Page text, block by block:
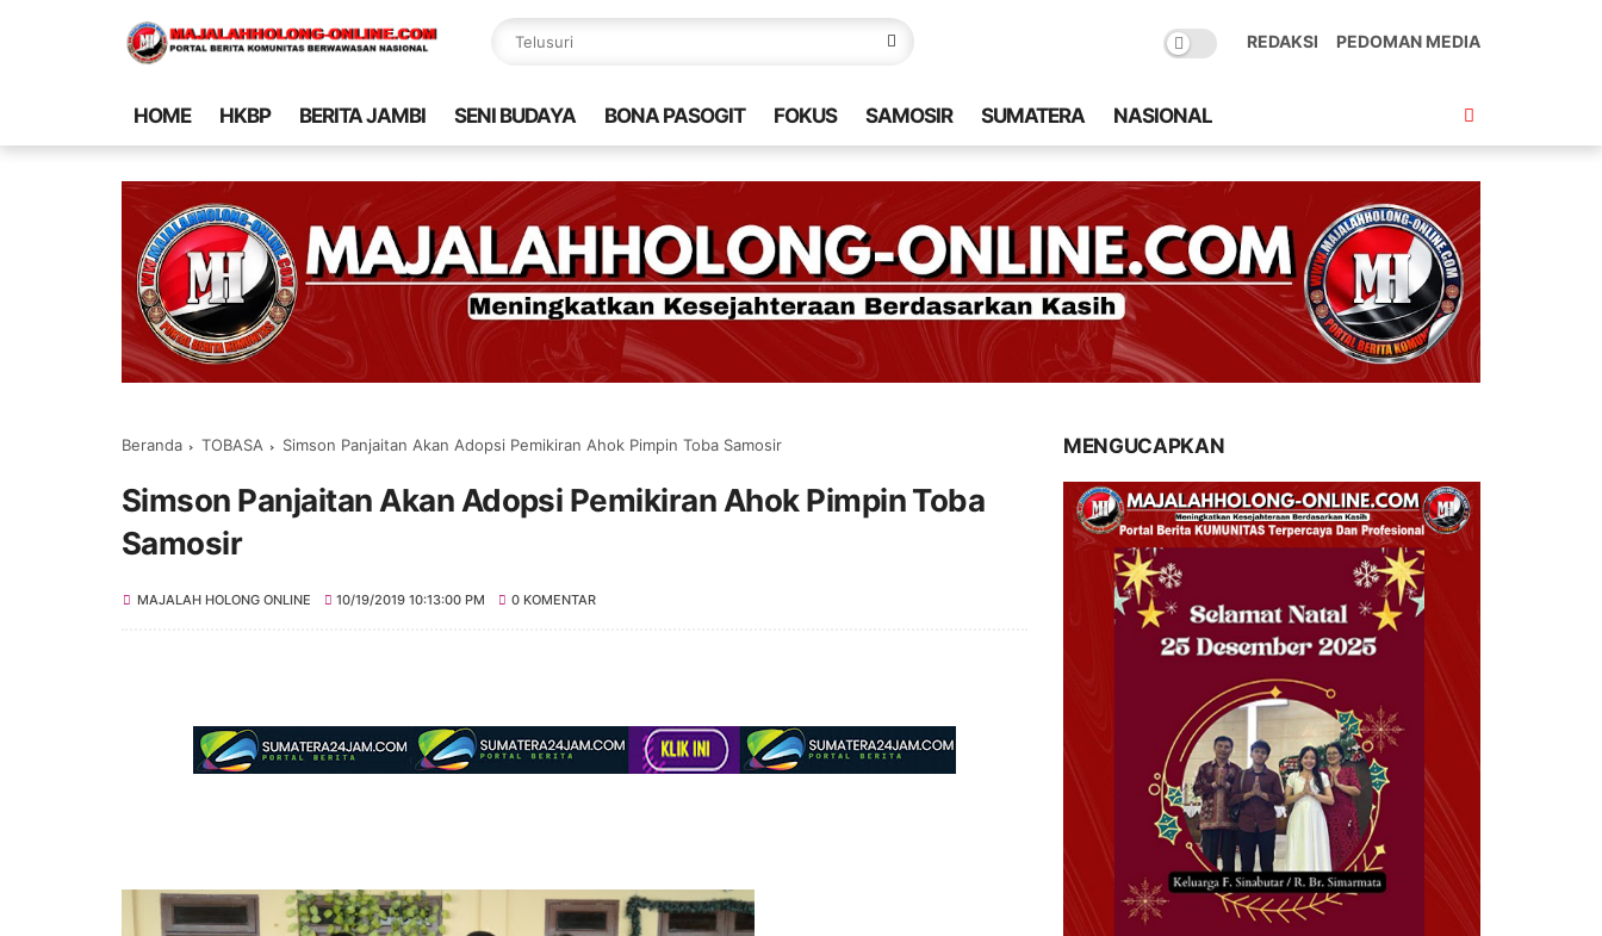
REDAKSI PEDOMAN MEDIA
HOME HKBP BERITA JAMBI SENI BUDAYA BONA PASOGIT FOKUS SAMOSIR SUMATERA NASIONAL
Beranda TOBASA Simson Panjaitan Akan Adopsi Pemikiran Ahok Pimpin Toba Samosir
Simson Panjaitan Akan Adopsi Pemikiran Ahok Pimpin Toba
Samosir
MAJALAH HOLONG ONLINE 10/19/2019 10:13:00 PM 0 KOMENTAR
MENGUCAPKAN